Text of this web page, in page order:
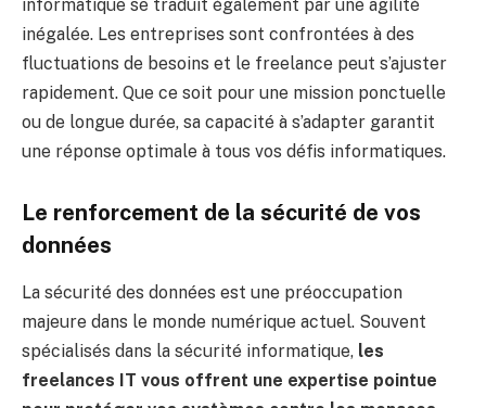
informatique se traduit également par une agilité
inégalée. Les entreprises sont confrontées à des
fluctuations de besoins et le freelance peut s’ajuster
rapidement. Que ce soit pour une mission ponctuelle
ou de longue durée, sa capacité à s’adapter garantit
une réponse optimale à tous vos défis informatiques.
Le renforcement de la sécurité de vos
données
La sécurité des données est une préoccupation
majeure dans le monde numérique actuel. Souvent
spécialisés dans la sécurité informatique, les
freelances IT vous offrent une expertise pointue